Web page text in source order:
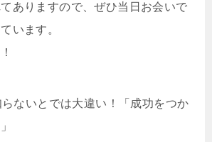
ありますので、ぜひ当日お会いで
います。
ないとでは大違い！「成功をつか